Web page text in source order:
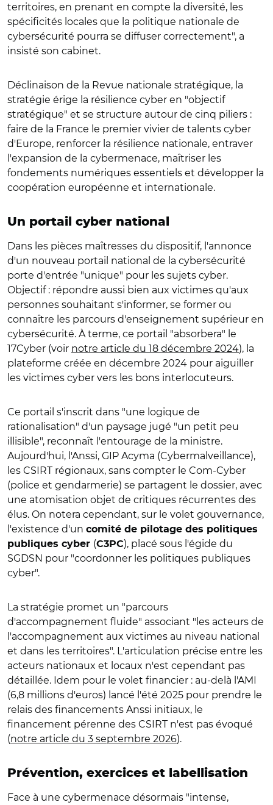
territoires, en prenant en compte la diversité, les
spécificités locales que la politique nationale de
cybersécurité pourra se diffuser correctement", a
insisté son cabinet.
Déclinaison de la Revue nationale stratégique, la
stratégie érige la résilience cyber en "objectif
stratégique" et se structure autour de cinq piliers :
faire de la France le premier vivier de talents cyber
d'Europe, renforcer la résilience nationale, entraver
l'expansion de la cybermenace, maîtriser les
fondements numériques essentiels et développer la
coopération européenne et internationale.
Un portail cyber national
Dans les pièces maîtresses du dispositif, l'annonce
d'un nouveau portail national de la cybersécurité
porte d'entrée "unique" pour les sujets cyber.
Objectif : répondre aussi bien aux victimes qu'aux
personnes souhaitant s'informer, se former ou
connaître les parcours d'enseignement supérieur en
cybersécurité. À terme, ce portail "absorbera" le
17Cyber (voir notre article du 18 décembre 2024), la
plateforme créée en décembre 2024 pour aiguiller
les victimes cyber vers les bons interlocuteurs.
Ce portail s'inscrit dans "une logique de
rationalisation" d'un paysage jugé "un petit peu
illisible", reconnaît l'entourage de la ministre.
Aujourd'hui, l'Anssi, GIP Acyma (Cybermalveillance),
les CSIRT régionaux, sans compter le Com-Cyber
(police et gendarmerie) se partagent le dossier, avec
une atomisation objet de critiques récurrentes des
élus. On notera cependant, sur le volet gouvernance,
l'existence d'un comité de pilotage des politiques
publiques cyber (C3PC), placé sous l'égide du
SGDSN pour "coordonner les politiques publiques
cyber".
La stratégie promet un "parcours
d'accompagnement fluide" associant "les acteurs de
l'accompagnement aux victimes au niveau national
et dans les territoires". L'articulation précise entre les
acteurs nationaux et locaux n'est cependant pas
détaillée. Idem pour le volet financier : au-delà l'AMI
(6,8 millions d'euros) lancé l'été 2025 pour prendre le
relais des financements Anssi initiaux, le
financement pérenne des CSIRT n'est pas évoqué
(notre article du 3 septembre 2026).
Prévention, exercices et labellisation
Face à une cybermenace désormais "intense,